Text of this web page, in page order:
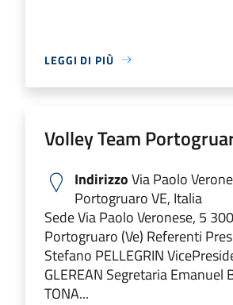
LEGGI DI PIÙ
Volley Team
IndirizzoVia Paolo
Portogruaro VE, Italia
Sede Via Paolo Veronese, 5
Portogruaro (Ve) Referenti
Stefano PELLEGRIN
GLEREAN Segretaria Emanuel
TONA...